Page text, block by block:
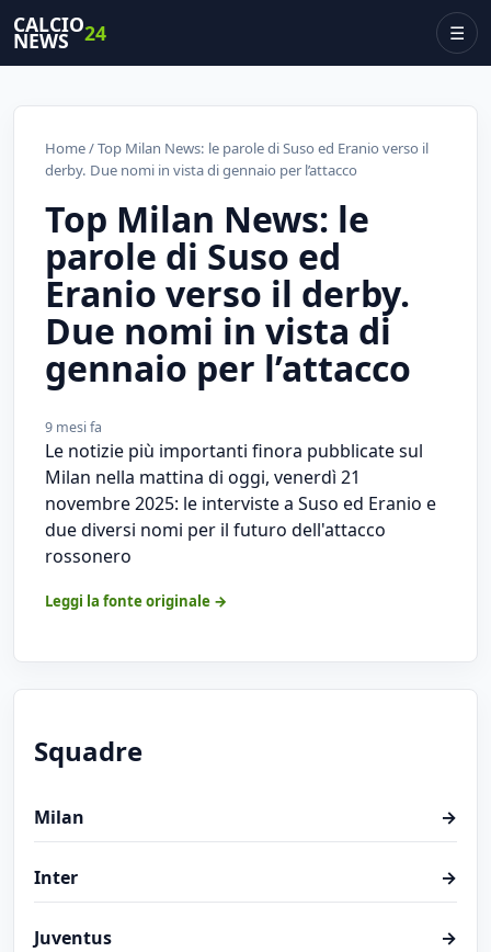
CALCIO
NEWS 24 ☰
Home/ Top Milan News: le parole di Suso ed Eranio verso il
derby. Due nomi in vista di gennaio per l’attacco
Top Milan News: le
parole di Suso ed
Eranio verso il derby.
Due nomi in vista di
gennaio per l’attacco
9 mesi fa
Le notizie più importanti finora pubblicate sul
Milan nella mattina di oggi, venerdì 21
novembre 2025: le interviste a Suso ed Eranio e
due diversi nomi per il futuro dell'attacco
rossonero
Leggi la fonte originale →
Squadre
Milan →
Inter →
Juventus →